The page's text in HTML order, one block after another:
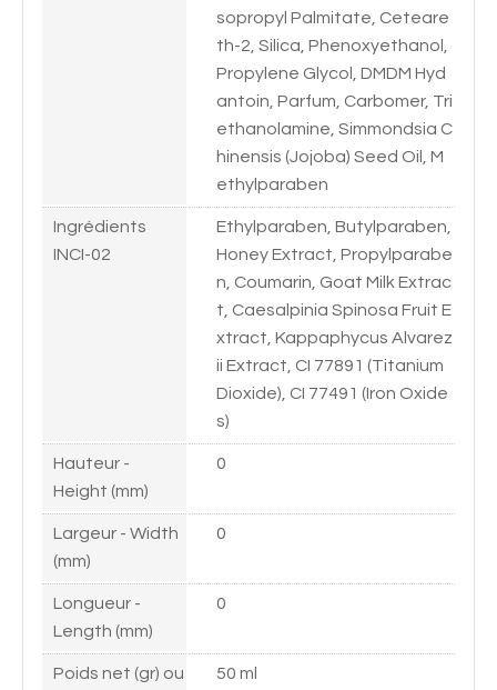
sopropyl Palmitate, Ceteare
th-2, Silica, Phenoxyethanol,
Propylene Glycol, DMDM Hyd
antoin, Parfum, Carbomer, Tri
ethanolamine, Simmondsia C
hinensis (Jojoba) Seed Oil, M
ethylparaben
Ingrédients
INCI-02
Ethylparaben, Butylparaben,
Honey Extract, Propylparabe
n, Coumarin, Goat Milk Extrac
t, Caesalpinia Spinosa Fruit E
xtract, Kappaphycus Alvarez
ii Extract, CI 77891 (Titanium
Dioxide), CI 77491 (Iron Oxide
s)
Hauteur -
Height (mm)
0
Largeur - Width
(mm)
0
Longueur -
Length (mm)
0
Poids net (gr) ou
50 ml